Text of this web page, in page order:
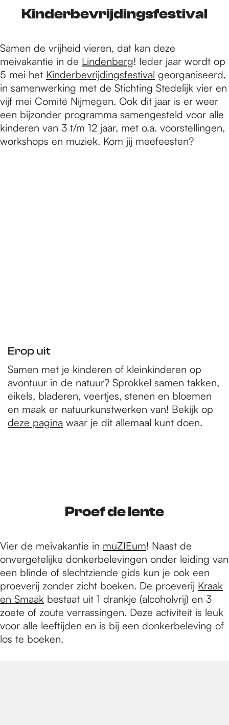
Kinderbevrijdingsfestival
Samen de vrijheid vieren, dat kan deze
meivakantie in de Lindenberg! Ieder jaar wordt op
5 mei het Kinderbevrijdingsfestival georganiseerd,
in samenwerking met de Stichting Stedelijk vier en
vijf mei Comité Nijmegen. Ook dit jaar is er weer
een bijzonder programma samengesteld voor alle
kinderen van 3 t/m 12 jaar, met o.a. voorstellingen,
workshops en muziek. Kom jij meefeesten?
Erop uit
Samen met je kinderen of kleinkinderen op
avontuur in de natuur? Sprokkel samen takken,
eikels, bladeren, veertjes, stenen en bloemen
en maak er natuurkunstwerken van! Bekijk op
deze pagina waar je dit allemaal kunt doen.
Proef de lente
Vier de meivakantie in muZIEum! Naast de
onvergetelijke donkerbelevingen onder leiding van
een blinde of slechtziende gids kun je ook een
proeverij zonder zicht boeken. De proeverij Kraak
en Smaak bestaat uit 1 drankje (alcoholvrij) en 3
zoete of zoute verrassingen. Deze activiteit is leuk
voor alle leeftijden en is bij een donkerbeleving of
los te boeken.